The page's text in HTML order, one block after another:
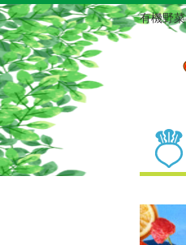
有機野